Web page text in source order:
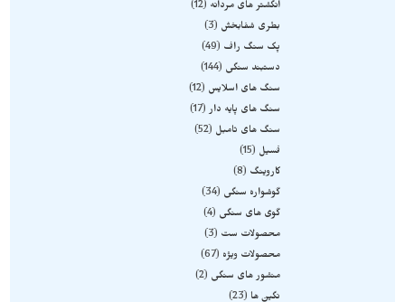
انگشتر های مردانه
12
بطری شفابخش
3
پک سنگ راف
49
دستبند سنگی
144
سنگ های اسلایس
12
سنگ های پایه دار 17
سنگ های تامبل
52
فسیل
15
کاروینگ
8
گوشواره سنگی
34
گوی های سنگی
4
محصولات ست
3
محصولات ویژه
67
منشور های سنگی
2
نگین ها
23